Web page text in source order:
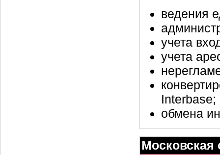
ведения
учета
учета
Interbase;
обмена
Московская